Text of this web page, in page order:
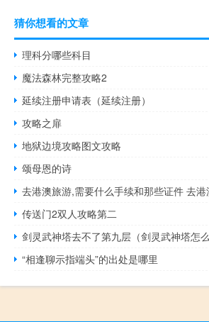
猜你想看的文章
理科分哪些科目
魔法森林完整攻略2
延续注册申请表（延续注册）
攻略之扉
地狱边境攻略图文攻略
颂母恩的诗
去港澳旅游,需要什么手续和那些证件 去
传送门2双人攻略第二
剑灵武神塔去不了第九层（剑灵武神塔怎么
“相逢聊示指端头”的出处是哪里